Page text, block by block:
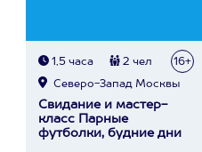
1,5 часа 2 чел 16+
Северо-Запад Москвы
Свидание и мастер-
класс Парные
футболки, будние дни